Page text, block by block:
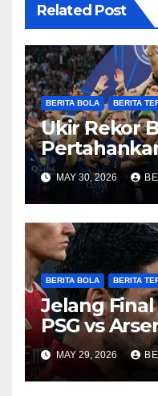
Related Post
BERITA BOLA BERITA
Ukir Rekor
Champions
MAY 30, 2026
BERITA BOLA BERITA
Jelang
PSG vs
Sengit
MAY 29, 2026